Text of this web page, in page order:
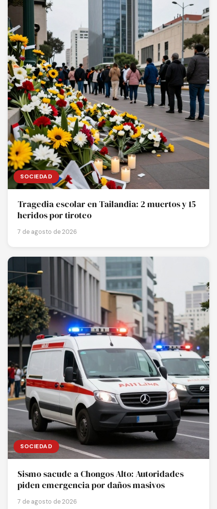
SOCIEDAD
Tragedia escolar en Tailandia: 2 muertos y 15
heridos por tiroteo
7 de agosto de 2026
SOCIEDAD
Sismo sacude a Chongos Alto: Autoridades
piden emergencia por daños masivos
7 de agosto de 2026